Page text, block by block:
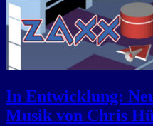
In Entwicklung:
Musik von Chris